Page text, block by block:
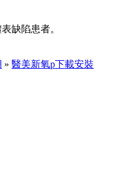
缺陷患者。
» 醫美新氧p下載安裝